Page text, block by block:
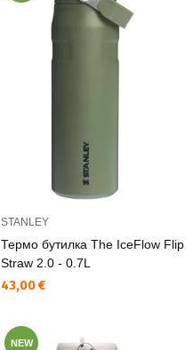
STANLEY
Термо бутилка The IceFlow Flip
Straw 2.0 - 0.7L
Текуща цена:
43,00 €
NEW